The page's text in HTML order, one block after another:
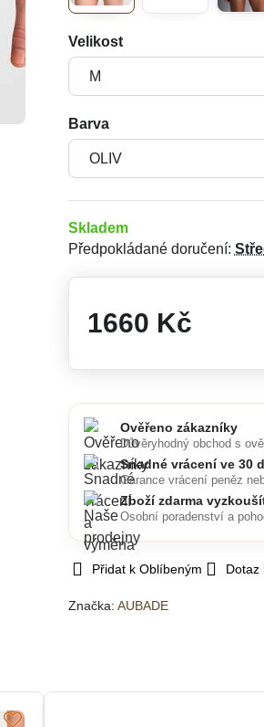
Velikost
Barva
Skladem
Předpokládané doručení:
1660 Kč
Přidat k Oblíbeným Dotaz
Značka: AUBADE
Ověřeno zákazníky
Důvěryhodný obchod s
Snadné vrácení ve 30
Garance vrácení peněz
Zboží zdarma
Osobní poradenství a